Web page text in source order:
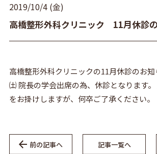
2019/10/4 (金)
高橋整形外科クリニック 11月休診
高橋整形外科クリニックの11月休診のお知
㈯ 院長の学会出席の為、休診となります
をお掛けしますが、何卒ご了承ください。
前の記事へ 記事一覧へ